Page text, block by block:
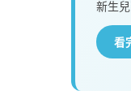
新生
看